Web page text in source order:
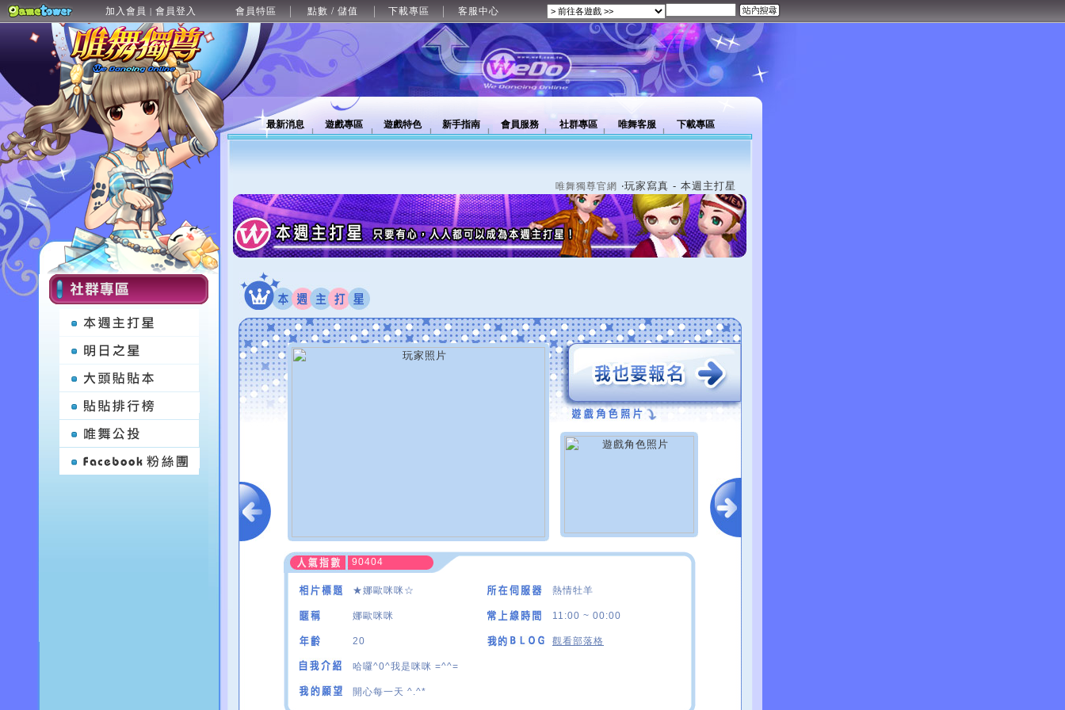
加入會員 | 會員登入 會員特區 點數 / 儲值 下載專區 客服中心
最新消息 遊戲專區 遊戲特色 新手指南 會員服務 社群專區 唯舞客服 下載專區
唯舞獨尊官網 ‧玩家寫真 - 本週主打星
90404
★娜歐咪咪☆ 熱情牡羊
娜歐咪咪 11:00 ~ 00:00
20 觀看部落格
哈囉^0^我是咪咪 =^^=
開心每一天 ^.^*